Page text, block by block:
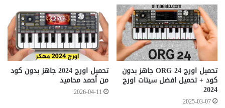
تحميل اورج ORG 24 جاهز بدون
كود + تحميل افضل سيتات اورج
2024
2025-03-07
تحميل اورج 2024 جاهز بدون كود
من أحمد محاميد
2026-04-11